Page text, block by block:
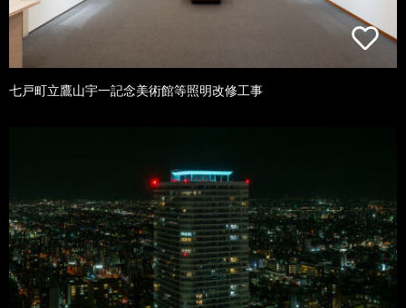
七戸町立鷹山宇一記念美術館等照明改修工事